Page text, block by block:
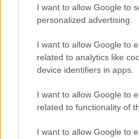
I want to allow Google to
personalized advertising.
I want to allow Google to
related to analytics like
device identifiers in apps.
I want to allow Google to
related to functionality of
I want to allow Google to